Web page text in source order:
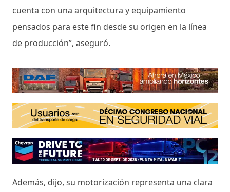
cuenta con una arquitectura y equipamiento
pensados para este fin desde su origen en la línea
de producción”, aseguró.
Además, dijo, su motorización representa una clara